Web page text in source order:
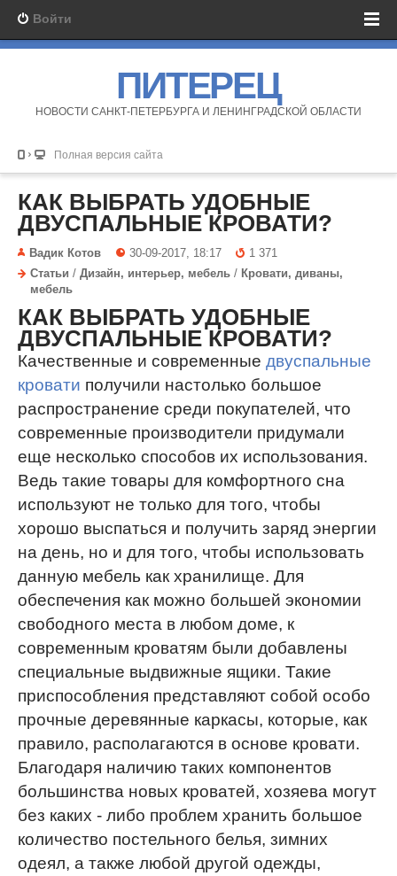
Войти
ПИТЕРЕЦ
НОВОСТИ САНКТ-ПЕТЕРБУРГА И ЛЕНИНГРАДСКОЙ ОБЛАСТИ
Полная версия сайта
КАК ВЫБРАТЬ УДОБНЫЕ
ДВУСПАЛЬНЫЕ КРОВАТИ?
Вадик Котов 30-09-2017, 18:17
1 371
Статьи / Дизайн, интерьер, мебель / Кровати, диваны,
мебель
КАК ВЫБРАТЬ УДОБНЫЕ
ДВУСПАЛЬНЫЕ КРОВАТИ?
Качественные и современные двуспальные
кровати получили настолько большое
распространение среди покупателей, что
современные производители придумали
еще несколько способов их использования.
Ведь такие товары для комфортного сна
используют не только для того, чтобы
хорошо выспаться и получить заряд энергии
на день, но и для того, чтобы использовать
данную мебель как хранилище. Для
обеспечения как можно большей экономии
свободного места в любом доме, к
современным кроватям были добавлены
специальные выдвижные ящики. Такие
приспособления представляют собой особо
прочные деревянные каркасы, которые, как
правило, располагаются в основе кровати.
Благодаря наличию таких компонентов
большинства новых кроватей, хозяева могут
без каких - либо проблем хранить большое
количество постельного белья, зимних
одеял, а также любой другой одежды,